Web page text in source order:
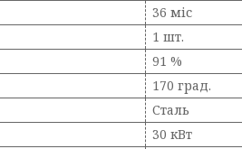
36 міс
1 шт.
91 %
170 град.
Сталь
30 кВт